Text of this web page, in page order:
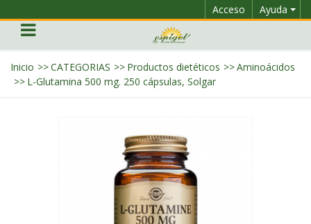
Ayuda
Acceso
Inicio >>CATEGORIAS >> Productos dietéticos >>Aminoácidos
>> L-Glutamina 500 mg. 250 cápsulas, Solgar